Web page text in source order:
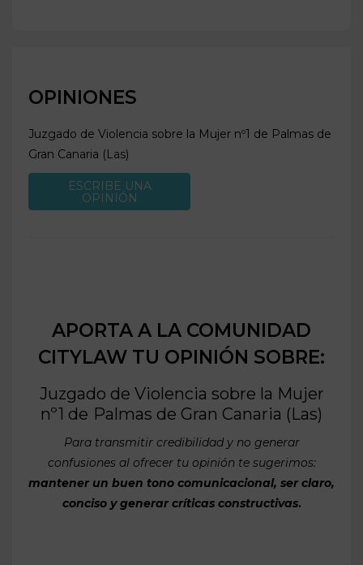
OPINIONES
Juzgado de Violencia sobre la Mujer nº1 de Palmas de
Gran Canaria (Las)
ESCRIBE UNA
OPINIÓN
APORTA A LA COMUNIDAD
CITYLAW TU OPINIÓN SOBRE:
Juzgado de Violencia sobre la Mujer
nº1 de Palmas de Gran Canaria (Las)
Para transmitir credibilidad y no generar
confusiones al ofrecer tu opinión te sugerimos:
mantener un buen tono comunicacional, ser claro,
conciso y generar críticas constructivas.